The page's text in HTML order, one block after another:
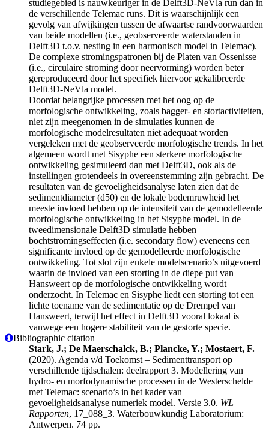
studiegebied is nauwkeuriger in de Delft3D-NeVla run dan in
de verschillende Telemac runs. Dit is waarschijnlijk een
gevolg van afwijkingen tussen de afwaartse randvoorwaarden
van beide modellen (i.e., geobserveerde waterstanden in
Delft3D t.o.v. nesting in een harmonisch model in Telemac).
De complexe stromingspatronen bij de Platen van Ossenisse
(i.e., circulaire stroming door neervorming) worden beter
gereproduceerd door het specifiek hiervoor gekalibreerde
Delft3D-NeVla model.
Doordat belangrijke processen met het oog op de
morfologische ontwikkeling, zoals bagger- en stortactiviteiten,
niet zijn meegenomen in de simulaties kunnen de
morfologische modelresultaten niet adequaat worden
vergeleken met de geobserveerde morfologische trends. In het
algemeen wordt met Sisyphe een sterkere morfologische
ontwikkeling gesimuleerd dan met Delft3D, ook als de
instellingen grotendeels in overeenstemming zijn gebracht. De
resultaten van de gevoeligheidsanalyse laten zien dat de
sedimentdiameter (d50) en de lokale bodemruwheid het
meeste invloed hebben op de intensiteit van de gemodelleerde
morfologische ontwikkeling in het Sisyphe model. In de
tweedimensionale Delft3D simulatie hebben
bochtstromingseffecten (i.e. secondary flow) eveneens een
significante invloed op de gemodelleerde morfologische
ontwikkeling. Tot slot zijn enkele modelscenario’s uitgevoerd
waarin de invloed van een storting in de diepe put van
Hansweert op de morfologische ontwikkeling wordt
onderzocht. In Telemac en Sisyphe liedt een storting tot een
lichte toename van de sedimentatie op de Drempel van
Hansweert, terwijl het effect in Delft3D vooral lokaal is
vanwege een hogere stabiliteit van de gestorte specie.
Bibliographic citation
Stark, J.; De Maerschalck, B.; Plancke, Y.; Mostaert, F.
(2020). Agenda v/d Toekomst – Sedimenttransport op
verschillende tijdschalen: deelrapport 3. Modellering van
hydro- en morfodynamische processen in de Westerschelde
met Telemac: scenario’s in het kader van
gevoeligheidsanalyse numeriek model. Versie 3.0. WL
Rapporten, 17_088_3. Waterbouwkundig Laboratorium:
Antwerpen. 74 pp.